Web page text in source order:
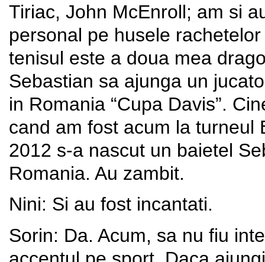
Tiriac, John McEnroll; am si
personal pe husele
tenisul este a doua mea
Sebastian sa ajunga un
in Romania “Cupa Davis”.
cand am fost acum la turneul
2012 s-a nascut un baietel
Romania. Au zambit.
Nini: Si au fost incantati.
Sorin: Da. Acum, sa nu fiu